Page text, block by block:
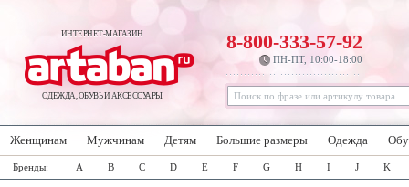
ИНТЕРНЕТ-МАГАЗИН
ОДЕЖДА, ОБУВЬ И АКСЕССУАРЫ
8-800-333-57-92
ПН-ПТ, 10:00-18:00
Женщинам Мужчинам Детям Большие размеры Одежда
Бренды: A B C D E F G H I J K